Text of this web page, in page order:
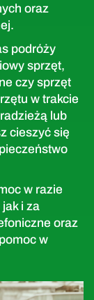
oraz
podróży
sprzęt,
czy sprzęt
w trakcie
lub
cieszyć się
w razie
i za
oraz
w